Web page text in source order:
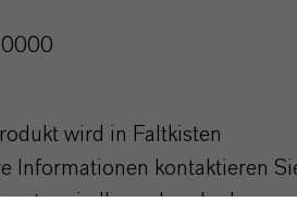
wird in Faltkisten
Informationen kontaktieren
in Ihrem Land oder